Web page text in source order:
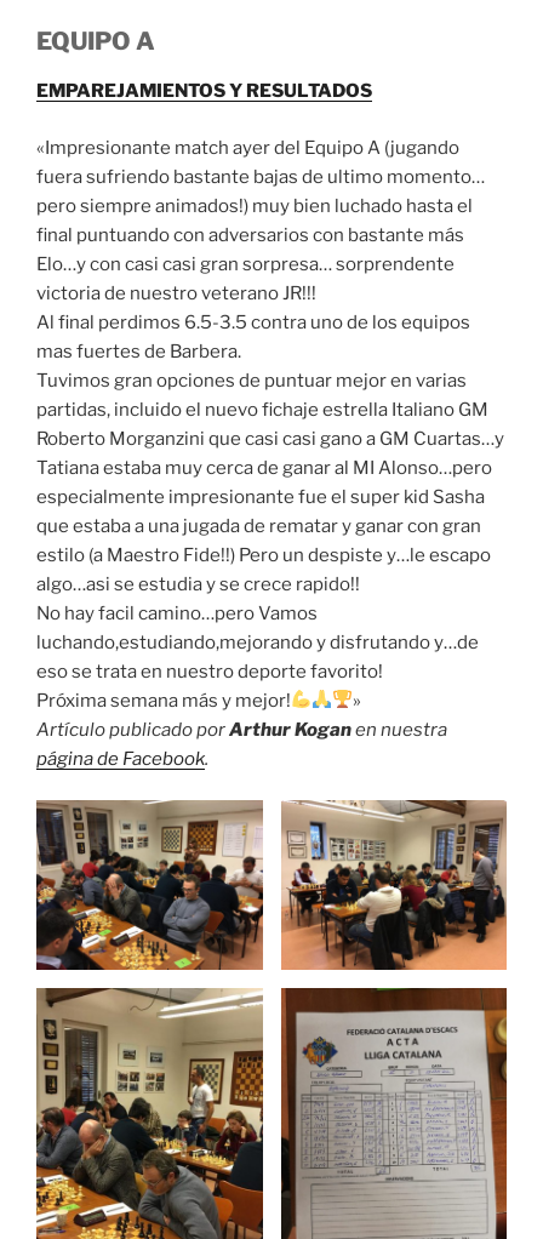
EQUIPO A
EMPAREJAMIENTOS Y RESULTADOS
«Impresionante match ayer del Equipo A (jugando
fuera sufriendo bastante bajas de ultimo momento…
pero siempre animados!) muy bien luchado hasta el
final puntuando con adversarios con bastante más
Elo…y con casi casi gran sorpresa… sorprendente
victoria de nuestro veterano JR!!!
Al final perdimos 6.5-3.5 contra uno de los equipos
mas fuertes de Barbera.
Tuvimos gran opciones de puntuar mejor en varias
partidas, incluido el nuevo fichaje estrella Italiano GM
Roberto Morganzini que casi casi gano a GM Cuartas…y
Tatiana estaba muy cerca de ganar al MI Alonso…pero
especialmente impresionante fue el super kid Sasha
que estaba a una jugada de rematar y ganar con gran
estilo (a Maestro Fide!!) Pero un despiste y…le escapo
algo…asi se estudia y se crece rapido!!
No hay facil camino…pero Vamos
luchando,estudiando,mejorando y disfrutando y…de
eso se trata en nuestro deporte favorito!
Próxima semana más y mejor!
»
Artículo publicado porArthur Koganen nuestra
página de Facebook.